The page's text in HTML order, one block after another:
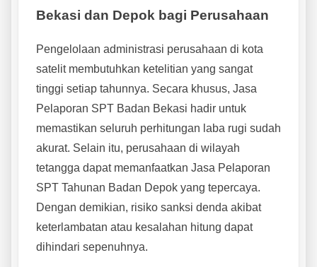
Bekasi dan Depok bagi Perusahaan
Pengelolaan administrasi perusahaan di kota
satelit membutuhkan ketelitian yang sangat
tinggi setiap tahunnya. Secara khusus, Jasa
Pelaporan SPT Badan Bekasi hadir untuk
memastikan seluruh perhitungan laba rugi sudah
akurat. Selain itu, perusahaan di wilayah
tetangga dapat memanfaatkan Jasa Pelaporan
SPT Tahunan Badan Depok yang tepercaya.
Dengan demikian, risiko sanksi denda akibat
keterlambatan atau kesalahan hitung dapat
dihindari sepenuhnya.